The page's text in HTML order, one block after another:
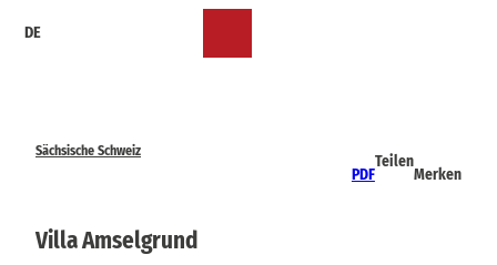
DE
Sächsische Schweiz
PDF
Teilen
Merken
Villa Amselgrund